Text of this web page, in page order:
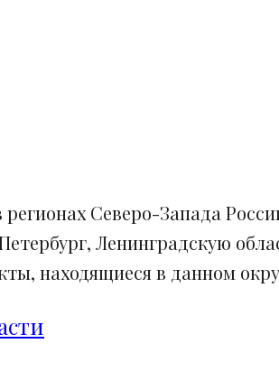
Северо-Запада
Ленинградскую
находящиеся в данном